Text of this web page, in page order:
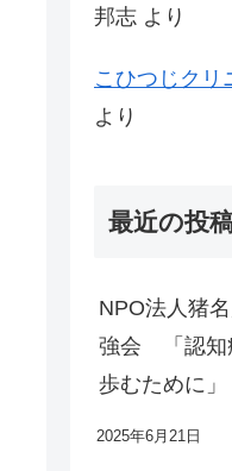
邦志 より
こひつじクリ
より
最近の投
NPO法人猪
強会 「認知
歩むために
2025年6月21日